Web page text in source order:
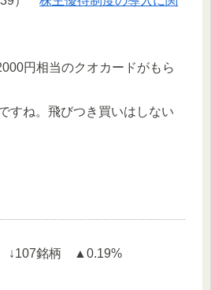
円相当のクオカードがもら
すね。飛びつき買いはしない
銘柄 ▲0.19%